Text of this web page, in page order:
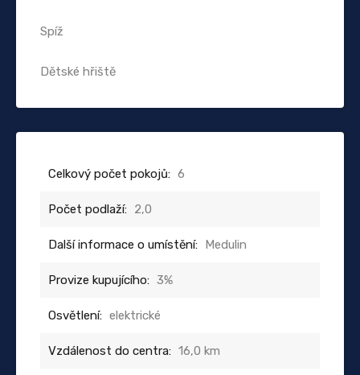
Spíž
Dětské hřiště
Celkový počet pokojů: 6
Počet podlaží: 2,0
Další informace o umístění: Medulin
Provize kupujícího: 3%
Osvětlení: elektrické
Vzdálenost do centra: 16,0 km